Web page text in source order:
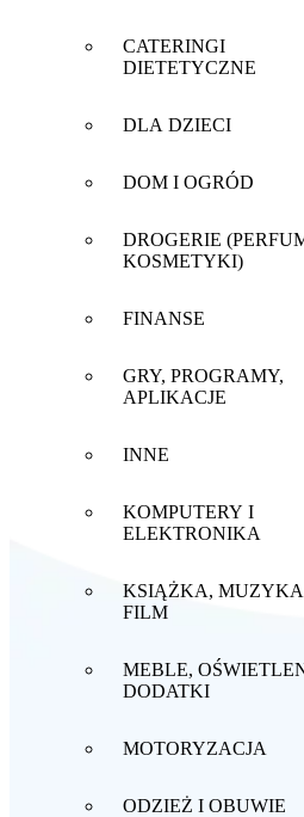
CATERINGI
DIETETYCZNE
DLA DZIECI
DOM I OGRÓD
DROGERIE
KOSMETYKI)
FINANSE
GRY, PROGRAMY,
APLIKACJE
INNE
KOMPUTERY I
ELEKTRONIKA
KSIĄŻKA,
FILM
MEBLE,
DODATKI
MOTORYZACJA
ODZIEŻ I OBUWIE